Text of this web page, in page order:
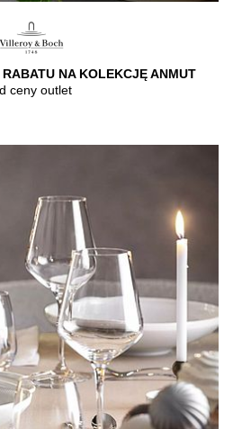
NA KOLEKCJĘ ANMUT
ceny outlet